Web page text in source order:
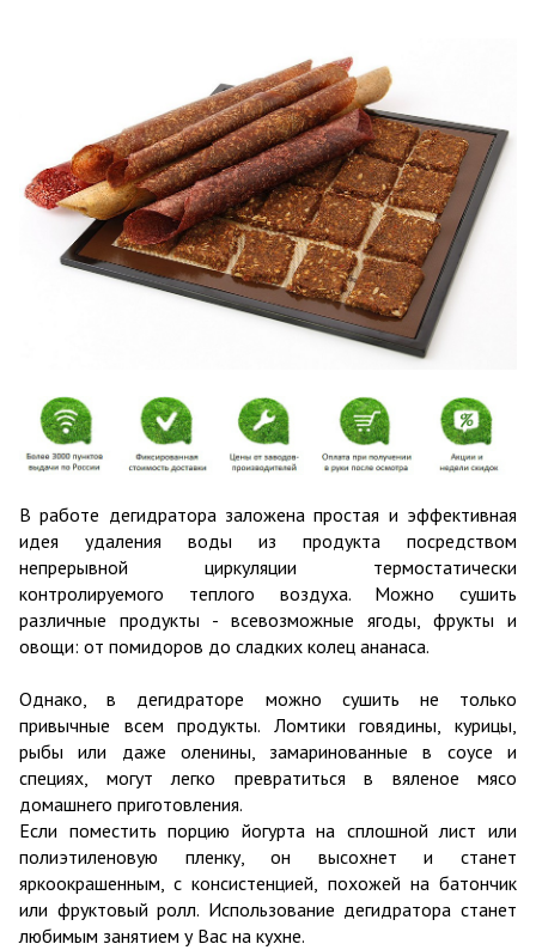
В работе дегидратора заложена простая и эффективная
идея удаления воды из продукта посредством
непрерывной циркуляции термостатически
контролируемого теплого воздуха. Можно сушить
различные продукты - всевозможные ягоды, фрукты и
овощи: от помидоров до сладких колец ананаса.
Однако, в дегидраторе можно сушить не только
привычные всем продукты. Ломтики говядины, курицы,
рыбы или даже оленины, замаринованные в соусе и
специях, могут легко превратиться в вяленое мясо
домашнего приготовления.
Если поместить порцию йогурта на сплошной лист или
полиэтиленовую пленку, он высохнет и станет
яркоокрашенным, с консистенцией, похожей на батончик
или фруктовый ролл. Использование дегидратора станет
любимым занятием у Вас на кухне.